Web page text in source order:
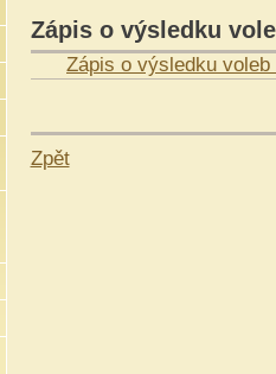
Zápis o výsledku
Zápis o výsledku
Zpět